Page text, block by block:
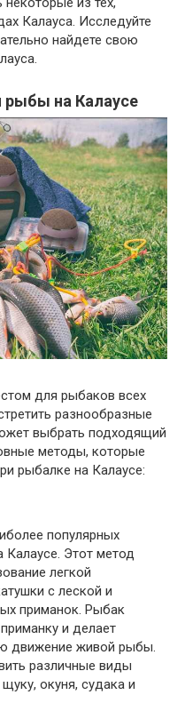
Калауса. Исследуйте
найдете свою
на Калаусе
для рыбаков всех
разнообразные
выбрать подходящий
методы, которые
рыбалке на Калаусе:
популярных
Этот метод
легкой
с леской и
приманок. Рыбак
и делает
движение живой рыбы.
различные виды
окуня, судака и